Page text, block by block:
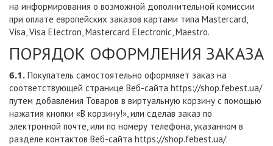
на информирования о возможной дополнительной комиссии
при оплате европейских заказов картами типа Mastercard,
Visa, Visa Electron, Mastercard Electronic, Maestro.
ПОРЯДОК ОФОРМЛЕНИЯ ЗАКАЗА
6.1. Покупатель самостоятельно оформляет заказ на
соответствующей странице Веб-сайта https://shop.febest.ua/
путем добавления Товаров в виртуальную корзину с помощью
нажатия кнопки «В корзину!», или сделав заказ по
электронной почте, или по номеру телефона, указанном в
разделе контактов Веб-сайта https://shop.febest.ua/.